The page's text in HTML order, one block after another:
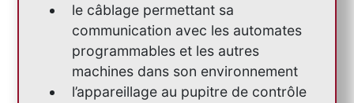
le câblage permettant sa
communication avec les automates
programmables et les autres
machines dans son environnement
l’appareillage au pupitre de contrôle